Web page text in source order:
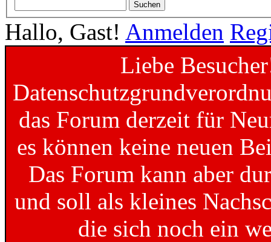
Hallo, Gast! Anmelden
Liebe
das Forum derzeit für
es können keine neuen
Das Forum kann aber
und soll als kleines
die sich noch ein